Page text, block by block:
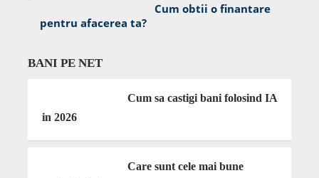
Cum obtii o finantare
pentru afacerea ta?
BANI PE NET
Cum sa castigi bani folosind IA
in 2026
Care sunt cele mai bune